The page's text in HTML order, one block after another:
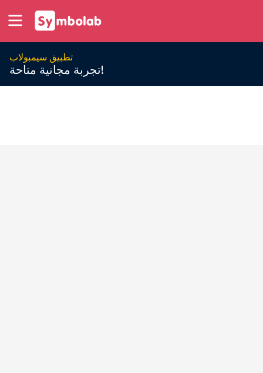
تطبيق سيمبولاب
تجربة مجانية متاحة!